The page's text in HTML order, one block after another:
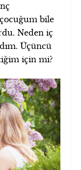
bile
Neden iç
Üçüncü
için mi?